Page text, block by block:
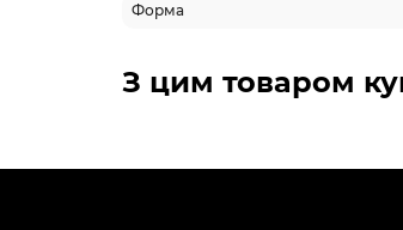
Форма
З цим товаром